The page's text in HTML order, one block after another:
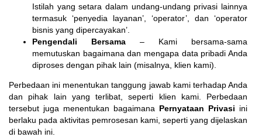
Istilah yang setara dalam undang-undang privasi lainnya
termasuk ‘penyedia layanan’, ‘operator’, dan ‘operator
bisnis yang dipercayakan’.
Pengendali Bersama – Kami bersama-sama
memutuskan bagaimana dan mengapa data pribadi Anda
diproses dengan pihak lain (misalnya, klien kami).
Perbedaan ini menentukan tanggung jawab kami terhadap Anda
dan pihak lain yang terlibat, seperti klien kami. Perbedaan
tersebut juga menentukan bagaimana Pernyataan Privasi ini
berlaku pada aktivitas pemrosesan kami, seperti yang dijelaskan
di bawah ini.